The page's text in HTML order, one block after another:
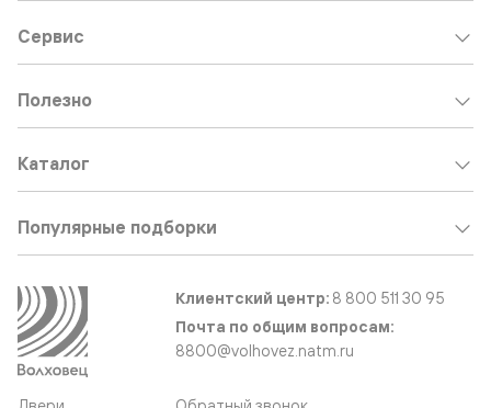
Сервис
Полезно
Каталог
Популярные подборки
Клиентский центр: 8 800 511 30 95
Почта по общим вопросам:
8800@volhovez.natm.ru